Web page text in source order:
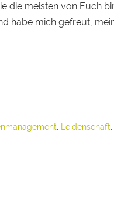
die meisten von Euch
habe mich gefreut,
Leidenschaft